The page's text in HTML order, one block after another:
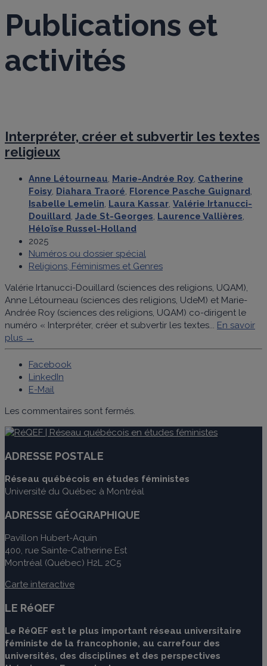
Publications et
activités
Interpréter, créer et subvertir les textes
religieux
Anne Létourneau, Marie-Andrée Roy, Catherine
Foisy, Diahara Traoré, Florence Pasche Guignard,
Isabelle Lemelin, Laura Kassar, Valérie Irtanucci-
Douillard, Jade St-Georges, Laurence Vallières,
Héloïse Russel-Holland
2025
Numéros ou dossier spécial
Religions, Féminismes et Genres
Valérie Irtanucci-Douillard (sciences des religions, UQAM),
Anne Létourneau (sciences des religions, UdeM) et Marie-
Andrée Roy (sciences des religions, UQAM) co-dirigent le
numéro « Interpréter, créer et subvertir les textes... En savoir
plus →
Facebook
LinkedIn
E-Mail
Les commentaires sont fermés.
ADRESSE POSTALE
Réseau québécois en études féministes
Université du Québec à Montréal
ADRESSE GÉOGRAPHIQUE
Pavillon Hubert-Aquin
400, rue Sainte-Catherine Est
Montréal (Québec) H2L 2C5
Carte interactive
LE RéQEF
Le RéQEF est le plus important réseau universitaire
féministe de la francophonie, au carrefour des
universités, des disciplines et des perspectives